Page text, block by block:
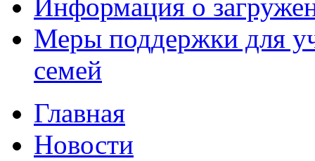
Информация о
Меры поддержки для
семей
Главная
Новости